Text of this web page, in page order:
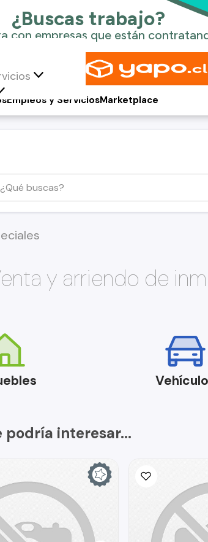
Empleos y ServiciosMarketplace
y arriendo de
podría interesar...